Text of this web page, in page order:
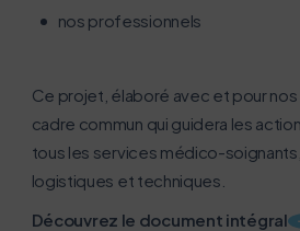
nos professionnels
Ce projet, élaboré avec et pour
cadre commun qui guidera les
tous les services médico-
logistiques et techniques.
Découvrez le document intégral